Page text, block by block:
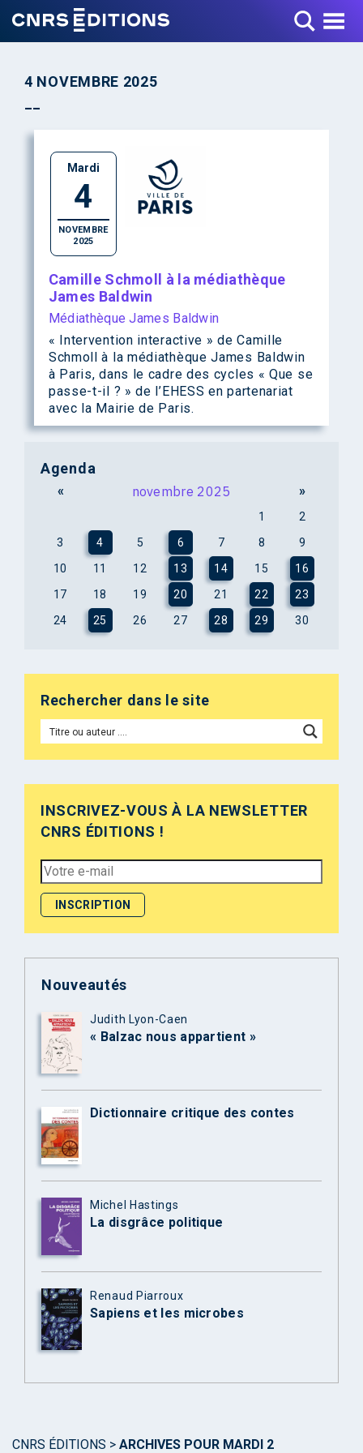
Toggle Menu
4 NOVEMBRE 2025
Camille Schmoll à la médiathèque
James Baldwin
Médiathèque James Baldwin
« Intervention interactive » de Camille
Schmoll à la médiathèque James Baldwin
à Paris, dans le cadre des cycles « Que se
passe-t-il ? » de l’EHESS en partenariat
avec la Mairie de Paris.
Mardi
4
NOVEMBRE
2025
Agenda
« novembre 2025 »
1
2
3
4 5 6 7 8
9
10
11 12 13 14 15
16
17
18 19 20 21 22
23
24
25 26 27 28 29 30
Rechercher dans le site
INSCRIVEZ-VOUS À LA NEWSLETTER
CNRS ÉDITIONS !
Nouveautés
Judith Lyon-Caen
« Balzac nous appartient »
Dictionnaire critique des contes
Michel Hastings
La disgrâce politique
Renaud Piarroux
Sapiens et les microbes
CNRS ÉDITIONS > ARCHIVES POUR MARDI 2